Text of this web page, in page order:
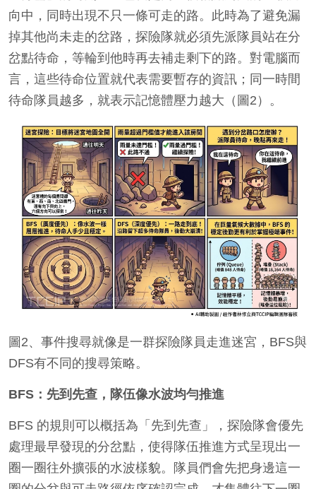
向中，同時出現不只一條可走的路。此時為了避免漏
掉其他尚未走的岔路，探險隊就必須先派隊員站在分
岔點待命，等輪到他時再去補走剩下的路。對電腦而
言，這些待命位置就代表需要暫存的資訊；同一時間
待命隊員越多，就表示記憶體壓力越大（圖2）。
圖2、事件搜尋就像是一群探險隊員走進迷宮，BFS與
DFS有不同的搜尋策略。
BFS ：先到先查，隊伍像水波均勻推進
BFS 的規則可以概括為「先到先查」，探險隊會優先
處理最早發現的分岔點，使得隊伍推進方式呈現出一
圈一圈往外擴張的水波樣貌。隊員們會先把身邊這一